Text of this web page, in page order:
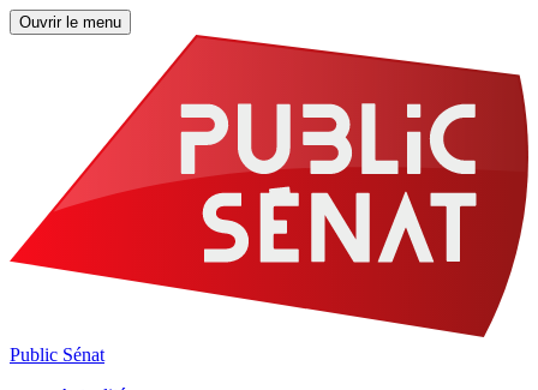
Ouvrir le menu
Public Sénat